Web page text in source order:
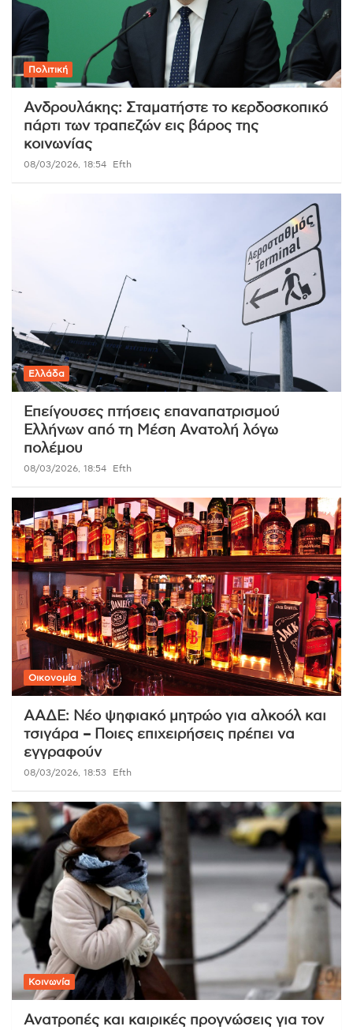
Πολιτική
Ανδρουλάκης: Σταματήστε το κερδοσκοπικό
πάρτι των τραπεζών εις βάρος της
κοινωνίας
08/03/2026, 18:54 Efth
Ελλάδα
Επείγουσες πτήσεις επαναπατρισμού
Ελλήνων από τη Μέση Ανατολή λόγω
πολέμου
08/03/2026, 18:54 Efth
Οικονομία
ΑΑΔΕ: Νέο ψηφιακό μητρώο για αλκοόλ και
τσιγάρα – Ποιες επιχειρήσεις πρέπει να
εγγραφούν
08/03/2026, 18:53 Efth
Κοινωνία
Ανατροπές και καιρικές προγνώσεις για τον